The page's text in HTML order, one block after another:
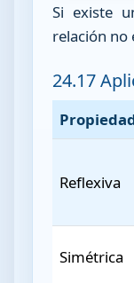
Si existe
relación no
24.17
Reflexiva
Simétrica